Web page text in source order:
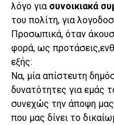
λόγο γιασυνοικιακά
του πολίτη, για
Προσωπικά, όταν
φορά, ως
εξής:
Να, μία απίστευτη
δυνατότητες για εμάς
συνεχώς την άποψη
που μας δίνει το